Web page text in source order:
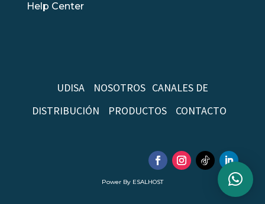
Help Center
UDISA NOSOTROS CANALES DE
DISTRIBUCIÓN
PRODUCTOS CONTACTO
Power By ESALHOST